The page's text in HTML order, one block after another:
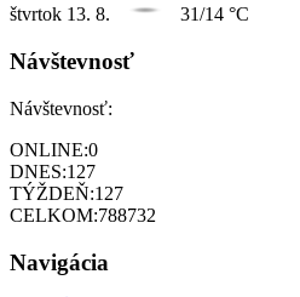
štvrtok 13. 8. 31/14 °C
Návštevnosť
Návštevnosť:
ONLINE:0
DNES:127
TÝŽDEŇ:127
CELKOM:788732
Navigácia